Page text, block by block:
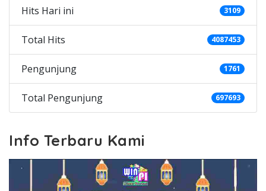
Hits Hari ini 3109
Total Hits 4087453
Pengunjung 1761
Total Pengunjung 697693
Info Terbaru Kami